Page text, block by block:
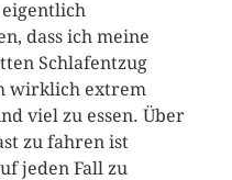
dass ich meine
Schlafentzug
wirklich extrem
viel zu essen. Über
zu fahren ist
jeden Fall zu